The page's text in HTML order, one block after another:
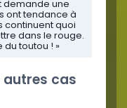
demande une
ont tendance à
continuent quoi
dans le rouge.
du toutou ! »
autres cas